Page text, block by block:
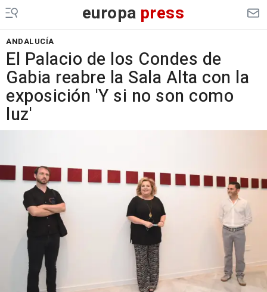
europa press
ANDALUCÍA
El Palacio de los Condes de
Gabia reabre la Sala Alta con la
exposición 'Y si no son como
luz'